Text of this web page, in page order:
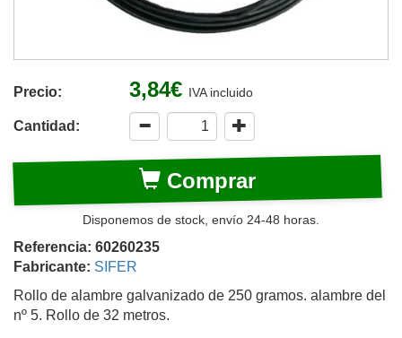
Precio: 3,84€ IVA incluido
Cantidad:
Comprar
Disponemos de stock, envío 24-48 horas.
Referencia: 60260235
Fabricante: SIFER
Rollo de alambre galvanizado de 250 gramos. alambre del
nº 5. Rollo de 32 metros.